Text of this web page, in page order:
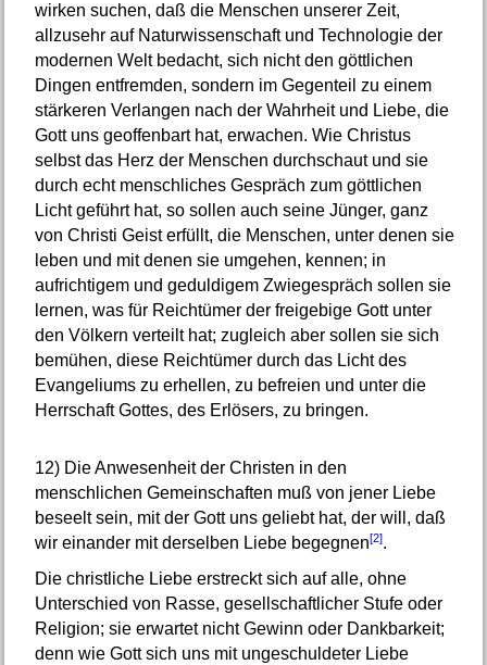
wirken suchen, daß die Menschen unserer Zeit,
allzusehr auf Naturwissenschaft und Technologie der
modernen Welt bedacht, sich nicht den göttlichen
Dingen entfremden, sondern im Gegenteil zu einem
stärkeren Verlangen nach der Wahrheit und Liebe, die
Gott uns geoffenbart hat, erwachen. Wie Christus
selbst das Herz der Menschen durchschaut und sie
durch echt menschliches Gespräch zum göttlichen
Licht geführt hat, so sollen auch seine Jünger, ganz
von Christi Geist erfüllt, die Menschen, unter denen sie
leben und mit denen sie umgehen, kennen; in
aufrichtigem und geduldigem Zwiegespräch sollen sie
lernen, was für Reichtümer der freigebige Gott unter
den Völkern verteilt hat; zugleich aber sollen sie sich
bemühen, diese Reichtümer durch das Licht des
Evangeliums zu erhellen, zu befreien und unter die
Herrschaft Gottes, des Erlösers, zu bringen.
12)Die Anwesenheit der Christen in den
menschlichen Gemeinschaften muß von jener Liebe
beseelt sein, mit der Gott uns geliebt hat, der will, daß
wir einander mit derselben Liebe begegnen[2].
Die christliche Liebe erstreckt sich auf alle, ohne
Unterschied von Rasse, gesellschaftlicher Stufe oder
Religion; sie erwartet nicht Gewinn oder Dankbarkeit;
denn wie Gott sich uns mit ungeschuldeter Liebe